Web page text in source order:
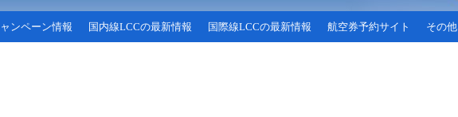
ンペーン情報 国内線LCCの最新情報 国際線LCCの最新情報 航空券予約サイト その他